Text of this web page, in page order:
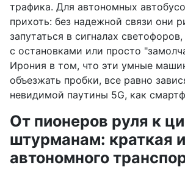
трафика. Для автономных
прихоть: без надежной связи они
запутаться в сигналах
с остановками или просто
Ирония в том, что эти умные
объезжать пробки, все равно
невидимой паутины 5G, как
От пионеров руля к
штурманам: краткая
автономного